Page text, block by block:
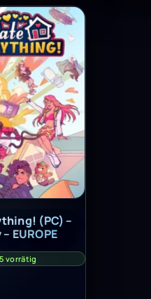
(PC) – Steam Key – EUROPE
(PC) –
EUROPE
5 vorrätig